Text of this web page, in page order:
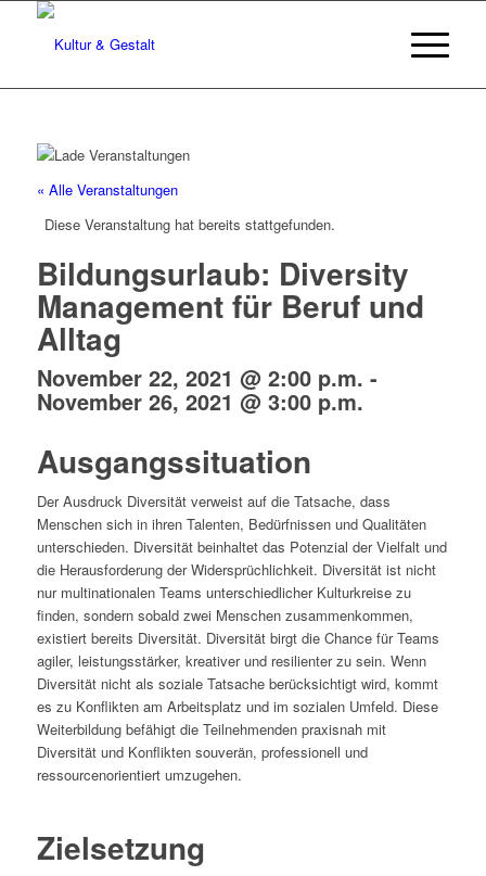
« Alle Veranstaltungen
Diese Veranstaltung hat bereits stattgefunden.
Bildungsurlaub: Diversity
Management für Beruf und
Alltag
November 22, 2021 @ 2:00 p.m. -
November 26, 2021 @ 3:00 p.m.
Ausgangssituation
Der Ausdruck Diversität verweist auf die Tatsache, dass
Menschen sich in ihren Talenten, Bedürfnissen und Qualitäten
unterschieden. Diversität beinhaltet das Potenzial der Vielfalt und
die Herausforderung der Widersprüchlichkeit. Diversität ist nicht
nur multinationalen Teams unterschiedlicher Kulturkreise zu
finden, sondern sobald zwei Menschen zusammenkommen,
existiert bereits Diversität. Diversität birgt die Chance für Teams
agiler, leistungsstärker, kreativer und resilienter zu sein. Wenn
Diversität nicht als soziale Tatsache berücksichtigt wird, kommt
es zu Konflikten am Arbeitsplatz und im sozialen Umfeld. Diese
Weiterbildung befähigt die Teilnehmenden praxisnah mit
Diversität und Konflikten souverän, professionell und
ressourcenorientiert umzugehen.
Zielsetzung